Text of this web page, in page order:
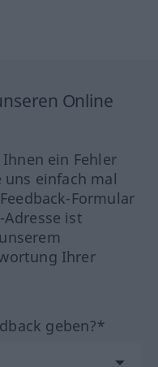
Online
ein Fehler
einfach mal
Formular
Adresse ist
Ihrer
geben?*